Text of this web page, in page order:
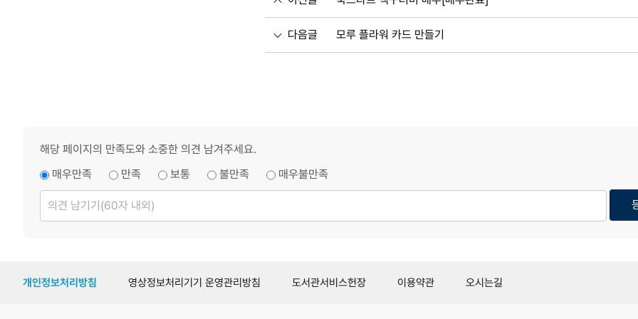
다음글 모루 플라워 카드 만들기
해당 페이지의 만족도와 소중한 의견 남겨주세요.
매우만족
만족 보통 불만족
매우불만족
의
견
남
개인정보처리방침 영상정보처리기기 운영관리방침 도서관서비스헌장 이용약관 오시는길